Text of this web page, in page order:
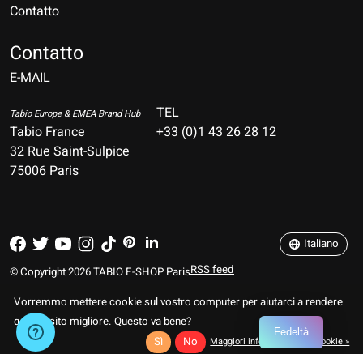
Contatto
Contatto
E-MAIL
Tabio Europe & EMEA Brand Hub
Tabio France
32 Rue Saint-Sulpice
75006 Paris
TEL
+33 (0)1 43 26 28 12
© Copyright 2026 TABIO E-SHOP ParisRSS feed
Italiano
Español
Vorremmo mettere cookie sul vostro computer per aiutarci a rendere
questo sito migliore. Questo va bene?
Sì
No Maggiori informazioni sui cookie »
Fedeltà